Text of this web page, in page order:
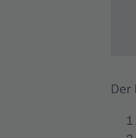
Der